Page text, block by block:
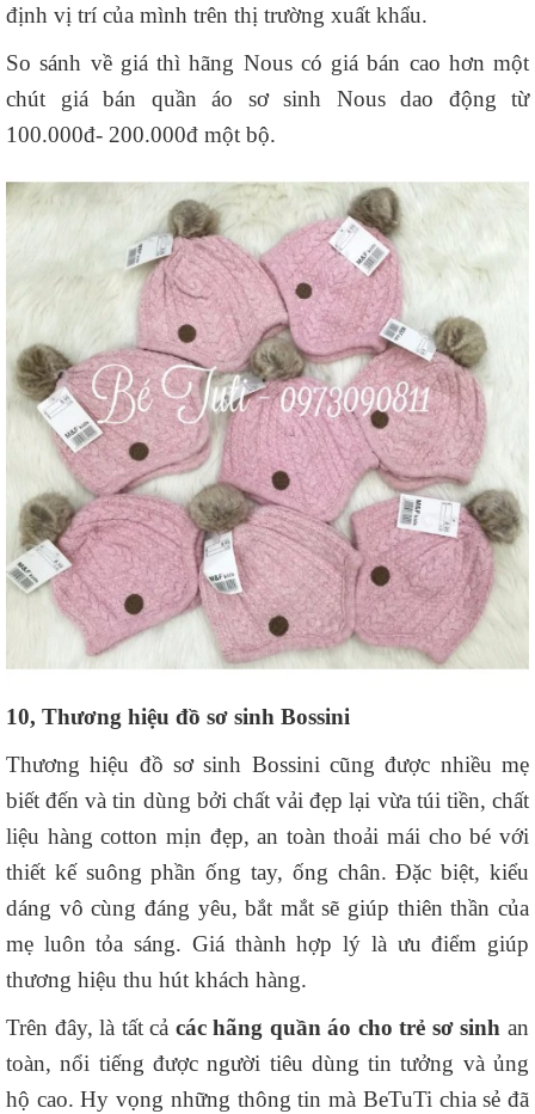
định vị trí của mình trên thị trường xuất khẩu.
So sánh về giá thì hãng Nous có giá bán cao hơn một
chút giá bán quần áo sơ sinh Nous dao động từ
100.000đ- 200.000đ một bộ.
10, Thương hiệu đồ sơ sinh Bossini
Thương hiệu đồ sơ sinh Bossini cũng được nhiều mẹ
biết đến và tin dùng bởi chất vải đẹp lại vừa túi tiền, chất
liệu hàng cotton mịn đẹp, an toàn thoải mái cho bé với
thiết kế suông phần ống tay, ống chân. Đặc biệt, kiểu
dáng vô cùng đáng yêu, bắt mắt sẽ giúp thiên thần của
mẹ luôn tỏa sáng. Giá thành hợp lý là ưu điểm giúp
thương hiệu thu hút khách hàng.
Trên đây, là tất cả các hãng quần áo cho trẻ sơ sinh an
toàn, nổi tiếng được người tiêu dùng tin tưởng và ủng
hộ cao. Hy vọng những thông tin mà BeTuTi chia sẻ đã